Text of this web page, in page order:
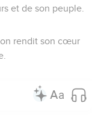
et de son peuple.
rendit son cœur